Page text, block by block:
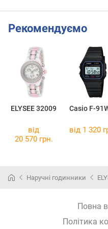
Рекомендуємо
ELYSEE 32009 Casio F-
від
20 570 грн.
від 1 320
Наручні годинники
Повна
Політика